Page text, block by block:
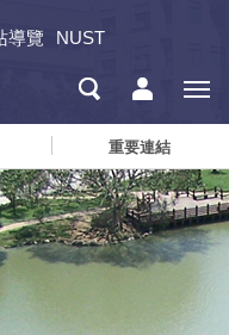
導覽 NUST
重要連結